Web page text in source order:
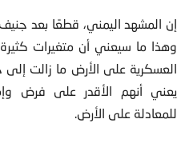
إن المشهد اليمني، قطعًا بعد
وهذا ما سيعني أن متغيرات
العسكرية على الأرض ما زالت إلى
يعني أنهم الأقدر على فرض
للمعادلة على الأرض.